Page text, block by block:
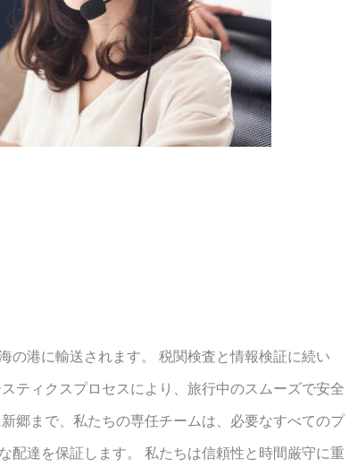
の港に輸送されます。 税関検査と情報検証に続い
ティクスプロセスにより、旅行中のスムーズで安全
郷まで、私たちの専任チームは、必要なすべてのプ
配達を保証します。 私たちは信頼性と時間厳守に重